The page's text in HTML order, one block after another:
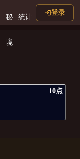
秘
境
统计
登录
10点